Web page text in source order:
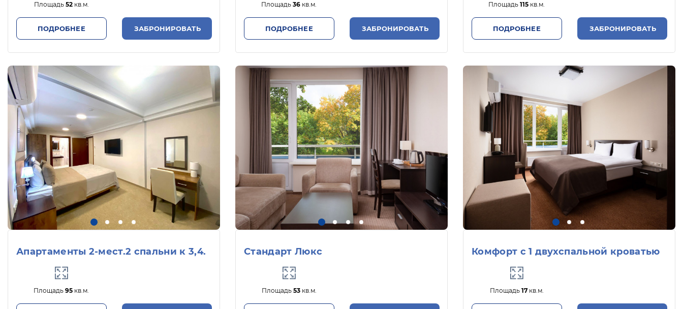
Площадь 52кв.м.
ПОДРОБНЕЕ ЗАБРОНИРОВАТЬ
Площадь36 кв.м.
ПОДРОБНЕЕ ЗАБРОНИРОВАТЬ
Площадь115 кв.м.
ПОДРОБНЕЕ ЗАБРОНИРОВАТЬ
Апартаменты 2-мест.2 спальни к 3,4.
Площадь95 кв.м.
Стандарт Люкс
Площадь 53кв.м.
Комфорт с 1 двухспальной кроватью
Площадь 17кв.м.